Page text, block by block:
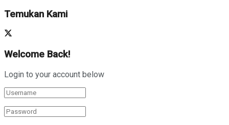
Temukan Kami
Welcome Back!
Login to your account below